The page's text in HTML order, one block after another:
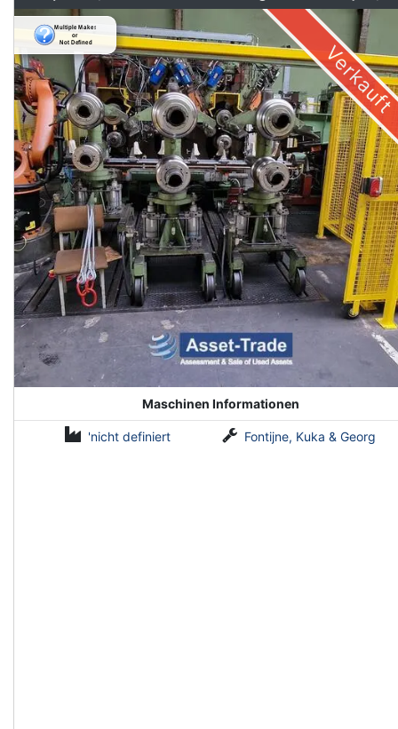
& Georg
Verkauft
Maschinen Informationen
'nicht definiert Fontijne, Kuka & Georg